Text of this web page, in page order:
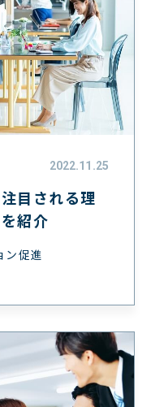
2022.11.25
目される理
紹介
ン促進